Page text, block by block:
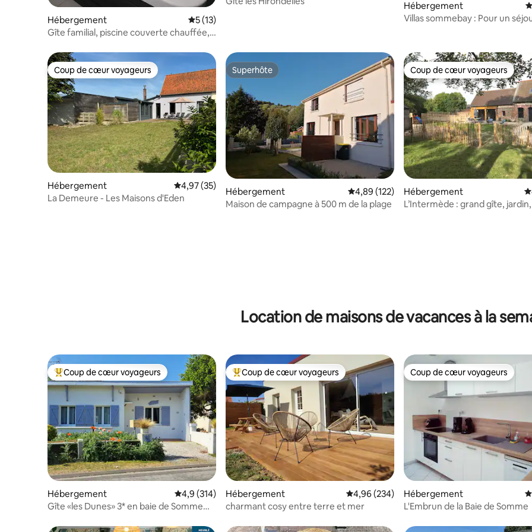
Hébergement Évaluation moyenne sur la base de 13 commentaires : 5 sur 5
5 (13)
Gîte familial, piscine couverte chauffée,
Hébergement
Villas sommebay : Pour un
Coup de cœur voyageurs
Coup de cœur voyageurs
Hébergement Évaluation moyenne sur la base de 35 commentaires : 4,97 sur 5
4,97 (35)
La Demeure - Les Maisons d'Eden
Superhôte
Superhôte
Hébergement Évaluation moyenne sur la base de 122
4,89 (122)
Maison de campagne à 500 m de la plage
Coup de cœur voyageurs
Coup de cœur voyageurs
Hébergement
L’Intermède : grand gîte,
Location de maisons de vacances à la
Coups de cœur voyageurs les plus appréciés
Coup de cœur voyageurs
Hébergement Évaluation moyenne sur la base de 314 commentaires : 4,9 sur 5
4,9 (314)
Gîte «les Dunes» 3* en baie de Somme
Coups de cœur voyageurs les plus appréciés
Coup de cœur voyageurs
Hébergement Évaluation moyenne sur la base de 234
4,96 (234)
charmant cosy entre terre et mer
Coup de cœur voyageurs
Coup de cœur voyageurs
Hébergement
L'Embrun de la Baie de Somme